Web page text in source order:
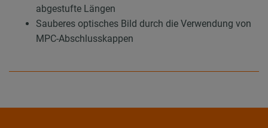
abgestufte Längen
Sauberes optisches Bild durch die Verwendung von
MPC-Abschlusskappen